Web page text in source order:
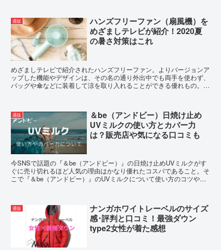
通販
ハンズフリーファン（扇風機）を
めざましテレビが紹介！2020夏
の暑さ対策はこれ
めざましテレビで紹介されたハンズフリーファン。よりバージョンア
ップした機能やデザインは、その名の通り外出中でも両手を使わず、
バッグや傘などに装着して涼を取り入れることができる優れもの。
通販
＆be（アンドビー）日焼け止め
UVミルクの使い方とカバー力
は？販売店や気になる口コミも
今SNSで話題の『＆be（アンドビー）』の日焼け止めUVミルクがす
ぐに売り切れるほど人気の理由はかなり優れたコスパであること。そ
こで『＆be（アンドビー）』のUVミルクについて使い方のコツやカ
通販
ナンガホワイトレーベルのサイズ
感･評判と口コミ！最強ダウン
type2女性が着た感想